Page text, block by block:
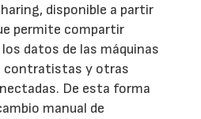
disponible a partir
permite compartir
datos de las máquinas
contratistas y otras
De esta forma
manual de